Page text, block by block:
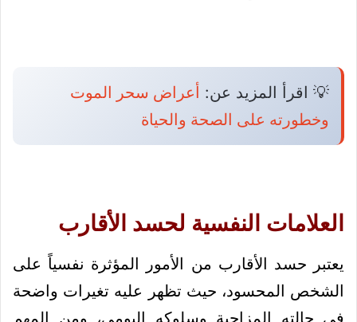
💡 اقرأ المزيد عن:
أعراض سحر الموت
وخطورته على الصحة والحياة
العلامات النفسية لحسد الأقارب
يعتبر حسد الأقارب من الأمور المؤثرة نفسياً على
الشخص المحسود، حيث تظهر عليه تغيرات واضحة
في حالته المزاجية وسلوكه اليومي، ومن المهم